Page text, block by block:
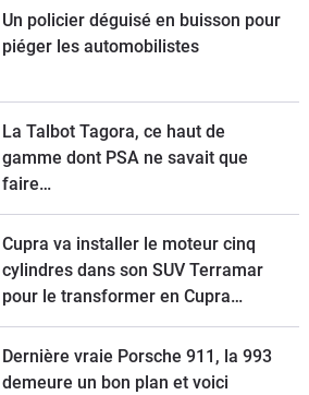
Un policier déguisé en buisson pour
piéger les automobilistes
La Talbot Tagora, ce haut de
gamme dont PSA ne savait que
faire…
Cupra va installer le moteur cinq
cylindres dans son SUV Terramar
pour le transformer en Cupra
Terramar VZ5.
Dernière vraie Porsche 911, la 993
demeure un bon plan et voici